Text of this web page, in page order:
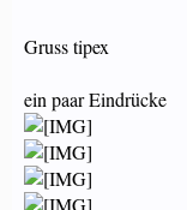
Gruss tipex
ein paar Eindrücke